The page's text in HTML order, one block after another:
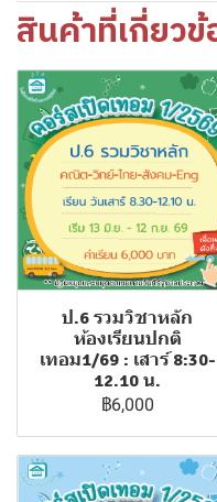
สินค้าที่เกี่ยวข้
ป.6 รวมวิชาหลัก
ห้องเรียนปกติ
เทอม1/69 : เสาร์ 8:30-
12.10 น.
฿6,000